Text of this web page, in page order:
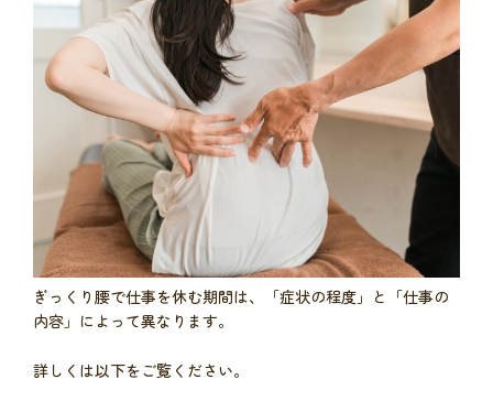
ぎっくり腰で仕事を休む期間は、「症状の程度」と「仕事の
内容」によって異なります。
詳しくは以下をご覧ください。